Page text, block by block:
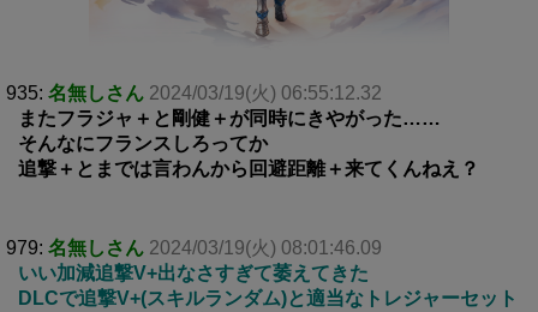
935: 名無しさん 2024/03/19(火) 06:55:12.32
またフラジャ＋と剛健＋が同時にきやがった……
そんなにフランスしろってか
追撃＋とまでは言わんから回避距離＋来てくんねえ？
979: 名無しさん 2024/03/19(火) 08:01:46.09
いい加減追撃V+出なさすぎて萎えてきた
DLCで追撃V+(スキルランダム)と適当なトレジャーセット